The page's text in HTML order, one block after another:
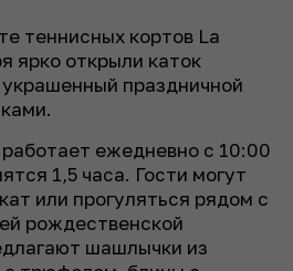
теннисных кортов La
ярко открыли каток
праздничной
ежедневно с 10:00
1,5 часа. Гости могут
или прогуляться рядом с
рождественской
шашлычки из